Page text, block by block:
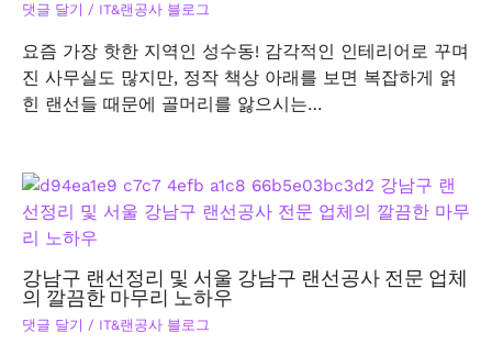
댓글 달기 / IT&랜공사 블로그
요즘 가장 핫한 지역인 성수동! 감각적인 인테리어로 꾸며
진 사무실도 많지만, 정작 책상 아래를 보면 복잡하게 얽
힌 랜선들 때문에 골머리를 앓으시는…
강남구 랜선정리 및 서울 강남구 랜선공사 전문 업체
의 깔끔한 마무리 노하우
댓글 달기 / IT&랜공사 블로그